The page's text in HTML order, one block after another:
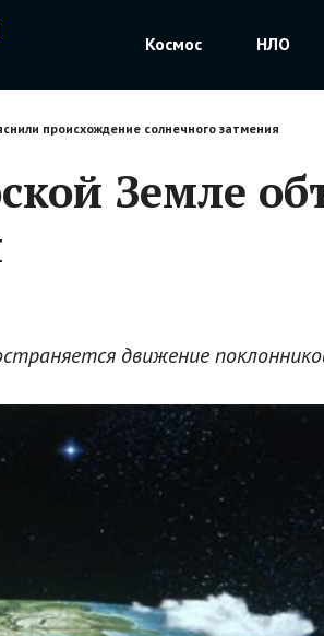
Космос НЛО
происхождение солнечного затмения
Земле
движение